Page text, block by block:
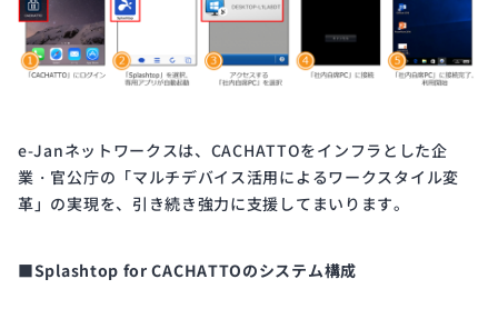
e-Janネットワークスは、CACHATTOをインフラとした企
業・官公庁の「マルチデバイス活用によるワークスタイル変
革」の実現を、引き続き強力に支援してまいります。
■Splashtop for CACHATTOのシステム構成